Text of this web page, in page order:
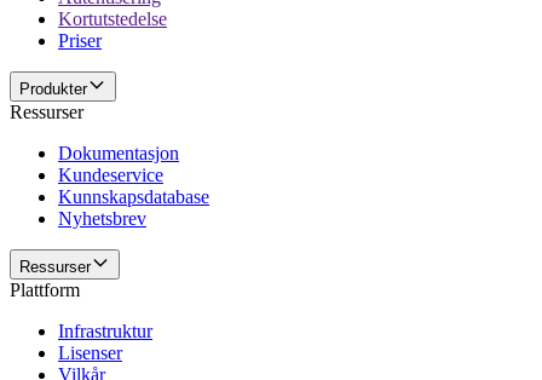
Kortutstedelse
Priser
Produkter
Ressurser
Dokumentasjon
Kundeservice
Kunnskapsdatabase
Nyhetsbrev
Ressurser
Plattform
Infrastruktur
Lisenser
Vilkår